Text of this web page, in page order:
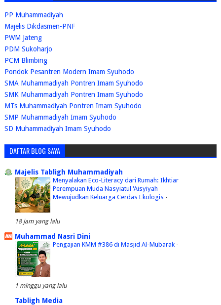
PP Muhammadiyah
Majelis Dikdasmen-PNF
PWM Jateng
PDM Sukoharjo
PCM Blimbing
Pondok Pesantren Modern Imam Syuhodo
SMA Muhammadiyah Pontren Imam Syuhodo
SMK Muhammadiyah Pontren Imam Syuhodo
MTs Muhammadiyah Pontren Imam Syuhodo
SMP Muhammadiyah Imam Syuhodo
SD Muhammadiyah Imam Syuhodo
DAFTAR BLOG SAYA
Majelis Tabligh Muhammadiyah
Menyalakan Eco-Literacy dari Rumah: Ikhtiar
Perempuan Muda Nasyiatul 'Aisyiyah
Mewujudkan Keluarga Cerdas Ekologis -
18 jam yang lalu
Muhammad Nasri Dini
Pengajian KMM #386 di Masjid Al-Mubarak -
1 minggu yang lalu
Tabligh Media